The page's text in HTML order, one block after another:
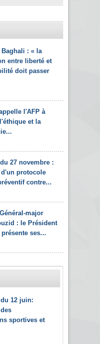
Baghali : « la
entre liberté et
doit passer
l'AFP à
et la
27 novembre :
protocole
contre...
major
: le Président
ses...
12 juin:
sportives et